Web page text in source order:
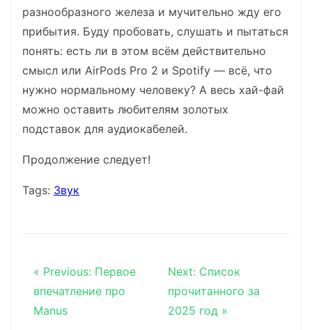
разнообразного железа и мучительно жду его
прибытия. Буду пробовать, слушать и пытаться
понять: есть ли в этом всём действительно
смысл или AirPods Pro 2 и Spotify — всё, что
нужно нормальному человеку? А весь хай-фай
можно оставить любителям золотых
подставок для аудиокабелей.
Продолжение следует!
Tags: Звук
« Previous: Первое
впечатление про
Manus
Next: Список
прочитанного за
2025 год »